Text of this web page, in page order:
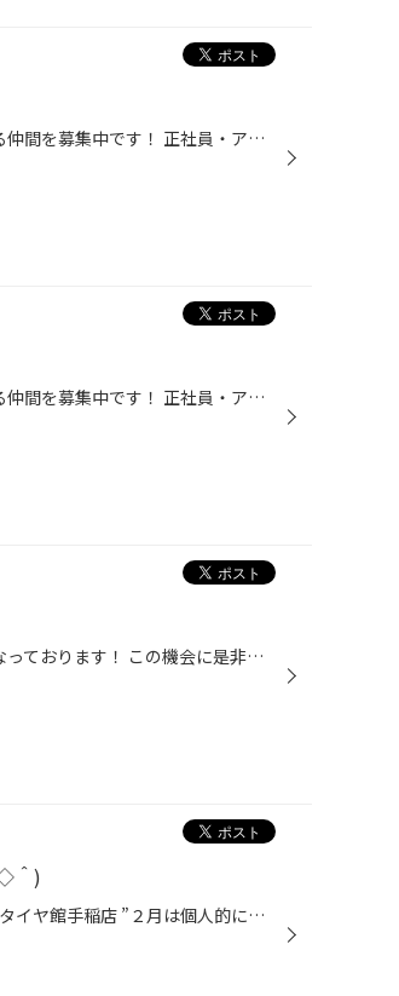
タイヤ館北海道全２９店舗では、一緒に働いてくれる仲間を募集中です！ 正社員・アルバイトどちらでもOK！ 性別や経験も問いません(*'ω'*) 未経験からスタートしているスタッフもたくさんいます！ 車に興味がある方は勿論！接客がお好きな方でも大歓迎ですよ～ 詳細や応募方法はコチラのリクルート...
タイヤ館北海道全２９店舗では、一緒に働いてくれる仲間を募集中です！ 正社員・アルバイトどちらでもOK！ 性別や経験も問いません(*'ω'*) 未経験からスタートしているスタッフもたくさんいます！ 車に興味がある方は勿論！接客がお好きな方でも大歓迎ですよ～ 詳細や応募方法はコチラのリクルート...
こちらの夏タイヤ早期予約大商談会、ラスト一日となっております！ この機会に是非お買い求めください！
＾)
2024年の予定はいつもとちょっと違う！！ どうも、タイヤ館手稲店 ”２月は個人的にも忙しい月、頑張らなきゃ！” 実行委員長かけるです。 表題の件 ‶マルカサービス” ‶新作ホイールお披露目来店” 絶賛新米パパのマルカサービス 〇和田さんがハイエースでご来店。 新作ホイールを搭載しており 順番に...